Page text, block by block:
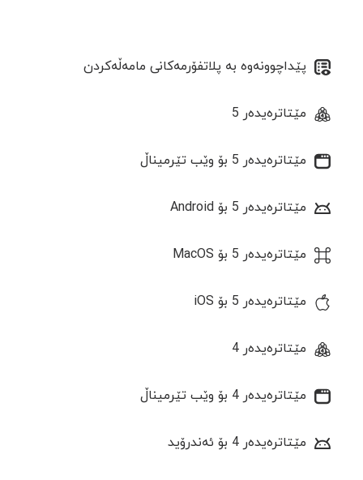
پێداچوونەوە بە پلاتفۆرمەکانی مامەڵەکردن
مێتاترەیدەر 5
مێتاترەیدەر 5 بۆ وێب تێرمیناڵ
مێتاترەیدەر 5 بۆ Android
مێتاترەیدەر 5 بۆ MacOS
مێتاترەیدەر 5 بۆ iOS
مێتاترەیدەر 4
مێتاترەیدەر 4 بۆ وێب تێرمیناڵ
مێتاترەیدەر 4 بۆ ئەندرۆید